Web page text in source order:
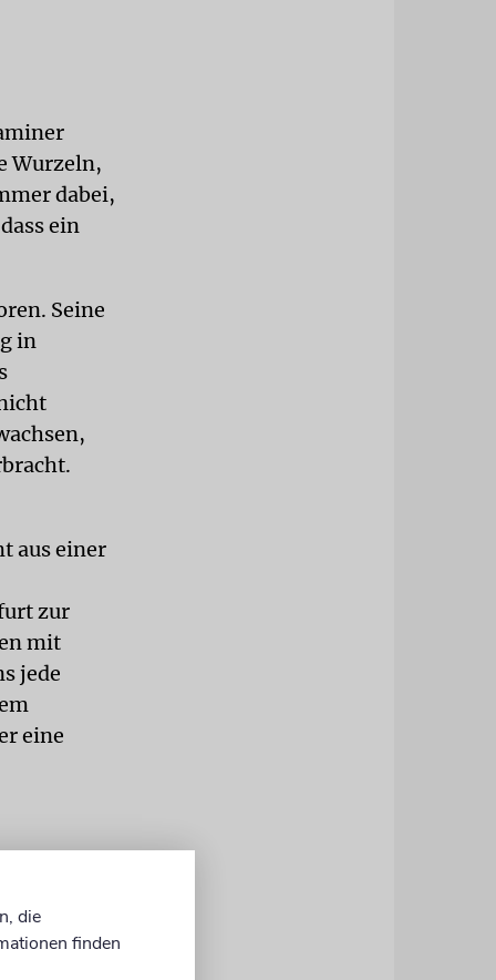
Wurzeln,
dabei,
ein
Seine
in
aus einer
zur
mit
jede
eine
die
finden